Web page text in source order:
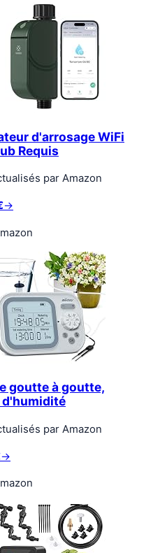
d'arrosage WiFi
Requis
par Amazon
→
goutte à goutte,
par Amazon
→